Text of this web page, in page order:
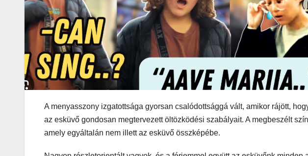
A menyasszony izgatottsága gyorsan csalódottsággá vált, amikor rájött,
az esküvő gondosan megtervezett öltözködési szabályait. A megbeszélt
amely egyáltalán nem illett az esküvő összképébe.